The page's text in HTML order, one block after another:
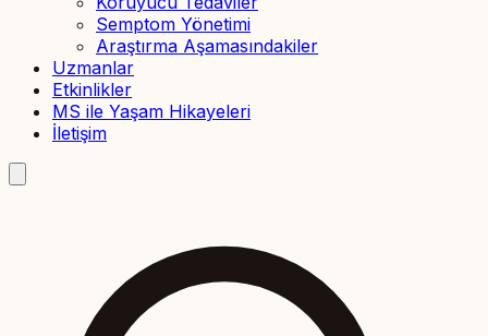
Semptom Yönetimi
Araştırma Aşamasındakiler
Uzmanlar
Etkinlikler
MS ile Yaşam Hikayeleri
İletişim